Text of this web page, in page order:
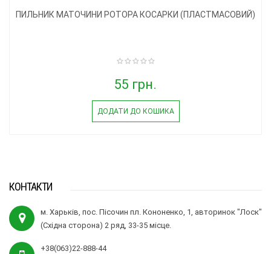
ПИЛЬНИК МАТОЧИНИ РОТОРА КОСАРКИ (ПЛАСТМАСОВИЙ)
55 грн.
ДОДАТИ ДО КОШИКА
КОНТАКТИ
м. Харьків, пос. Пісочин пл. Кононенко, 1, авторинок "Лоск"
(Східна сторона) 2 ряд, 33-35 місце.
+38(063)22-888-44